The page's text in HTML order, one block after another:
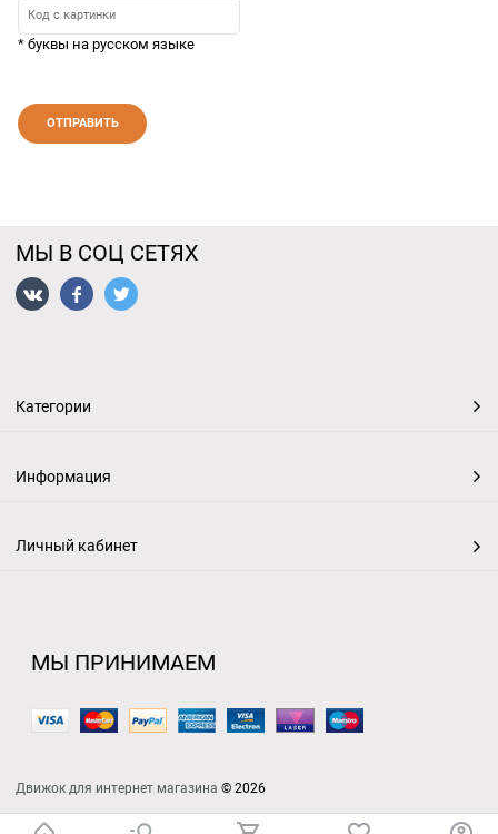
* буквы на русском языке
МЫ В СОЦ СЕТЯХ
Категории
Информация
Личный кабинет
МЫ ПРИНИМАЕМ
Движок для интернет магазина © 2026